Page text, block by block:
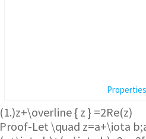
(1.)z+\overline { z } =2Re(z)
Proof-Let\quad z=a+\iota